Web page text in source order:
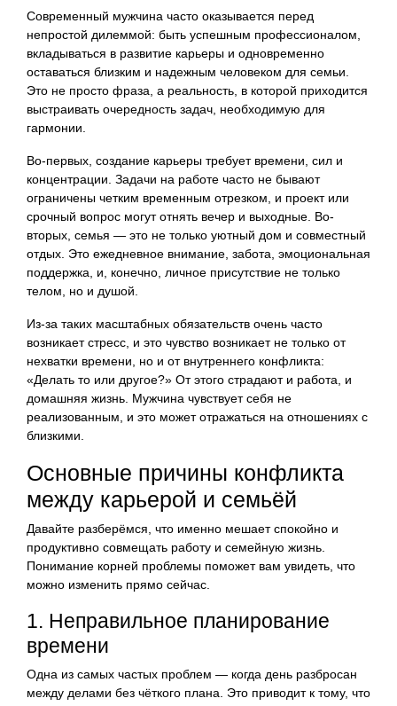
Современный мужчина часто оказывается перед
непростой дилеммой: быть успешным профессионалом,
вкладываться в развитие карьеры и одновременно
оставаться близким и надежным человеком для семьи.
Это не просто фраза, а реальность, в которой приходится
выстраивать очередность задач, необходимую для
гармонии.
Во-первых, создание карьеры требует времени, сил и
концентрации. Задачи на работе часто не бывают
ограничены четким временным отрезком, и проект или
срочный вопрос могут отнять вечер и выходные. Во-
вторых, семья — это не только уютный дом и совместный
отдых. Это ежедневное внимание, забота, эмоциональная
поддержка, и, конечно, личное присутствие не только
телом, но и душой.
Из-за таких масштабных обязательств очень часто
возникает стресс, и это чувство возникает не только от
нехватки времени, но и от внутреннего конфликта:
«Делать то или другое?» От этого страдают и работа, и
домашняя жизнь. Мужчина чувствует себя не
реализованным, и это может отражаться на отношениях с
близкими.
Основные причины конфликта
между карьерой и семьёй
Давайте разберёмся, что именно мешает спокойно и
продуктивно совмещать работу и семейную жизнь.
Понимание корней проблемы поможет вам увидеть, что
можно изменить прямо сейчас.
1. Неправильное планирование
времени
Одна из самых частых проблем — когда день разбросан
между делами без чёткого плана. Это приводит к тому, что